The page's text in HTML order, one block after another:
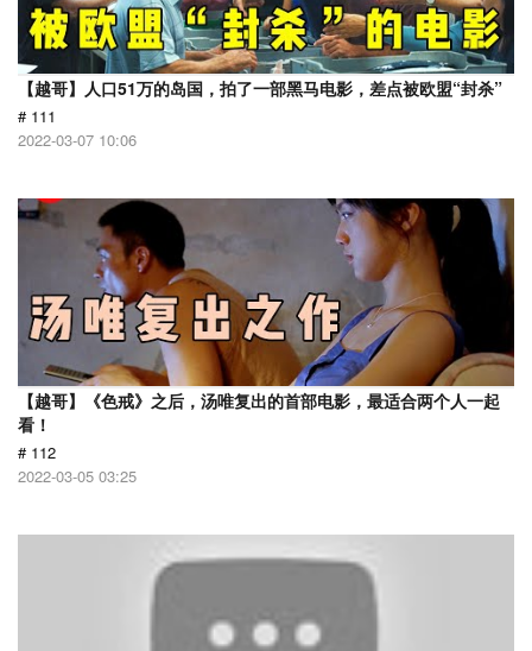
【越哥】人口51万的岛国，拍了一部黑马电影，差点被欧盟“封杀”
# 111
2022-03-07 10:06
【越哥】《色戒》之后，汤唯复出的首部电影，最适合两个人一起
看！
# 112
2022-03-05 03:25